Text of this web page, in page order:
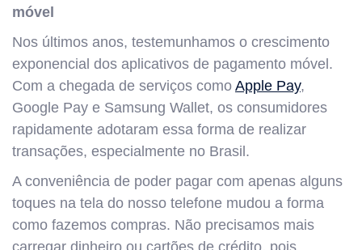
móvel
Nos últimos anos, testemunhamos o crescimento
exponencial dos aplicativos de pagamento móvel.
Com a chegada de serviços como Apple Pay,
Google Pay e Samsung Wallet, os consumidores
rapidamente adotaram essa forma de realizar
transações, especialmente no Brasil.
A conveniência de poder pagar com apenas alguns
toques na tela do nosso telefone mudou a forma
como fazemos compras. Não precisamos mais